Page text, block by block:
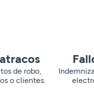
de robo,
o clientes.